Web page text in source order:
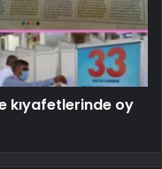
kıyafetlerinde oy